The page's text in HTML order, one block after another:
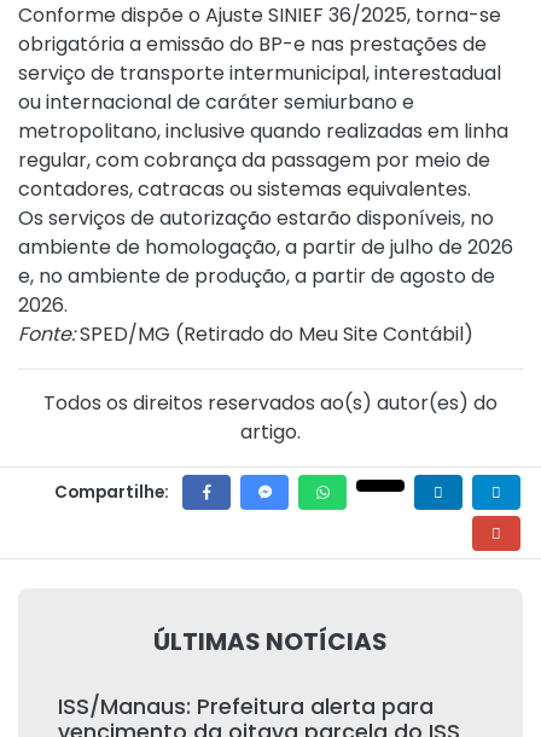
Conforme dispõe o Ajuste SINIEF 36/2025, torna-se
obrigatória a emissão do BP-e nas prestações de
serviço de transporte intermunicipal, interestadual
ou internacional de caráter semiurbano e
metropolitano, inclusive quando realizadas em linha
regular, com cobrança da passagem por meio de
contadores, catracas ou sistemas equivalentes.
Os serviços de autorização estarão disponíveis, no
ambiente de homologação, a partir de julho de 2026
e, no ambiente de produção, a partir de agosto de
2026.
Fonte:SPED/MG (Retirado do Meu Site Contábil)
Todos os direitos reservados ao(s) autor(es) do
artigo.
Compartilhe:
ÚLTIMAS NOTÍCIAS
ISS/Manaus: Prefeitura alerta para